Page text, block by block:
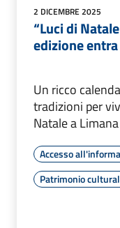
2 DICEMBRE 2025
“Luci di
edizione
Un ricco
tradizioni per
Natale a Limana
Accesso
Patrimonio